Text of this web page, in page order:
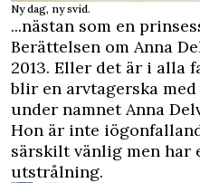
Ny dag, ny svid.
...nästan som en
Berättelsen om Anna
2013. Eller det är i alla
blir en arvtagerska
under namnet Anna
Hon är inte
särskilt vänlig men har
utstrålning.